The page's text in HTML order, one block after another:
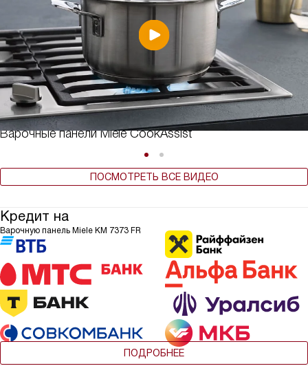
Варочные панели Miele CookAssist
ПОСМОТРЕТЬ ВСЕ ВИДЕО
Кредит на
Варочную панель Miele KM 7373 FR
ПОДРОБНЕЕ